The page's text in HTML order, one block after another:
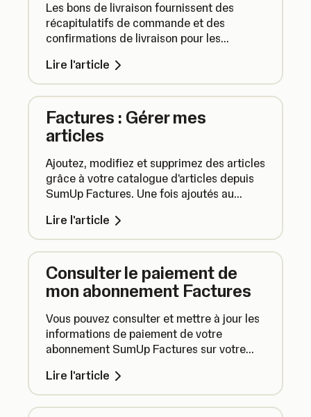
Les bons de livraison fournissent des
récapitulatifs de commande et des
confirmations de livraison pour les
puissent confirmer que leur commande est
complète à l'arrivée.
Lire l'article
Factures : Gérer mes
articles
Ajoutez, modifiez et supprimez des articles
grâce à votre catalogue d'articles depuis
SumUp Factures. Une fois ajoutés au
rapidement et facilement ajoutés aux
factures, vous évitant ainsi d'avoir à saisir
les mêmes informations deux fois.
Lire l'article
Consulter le paiement de
mon abonnement Factures
Vous pouvez consulter et mettre à jour les
informations de paiement de votre
abonnement SumUp Factures sur votre
Voici comment.
Lire l'article